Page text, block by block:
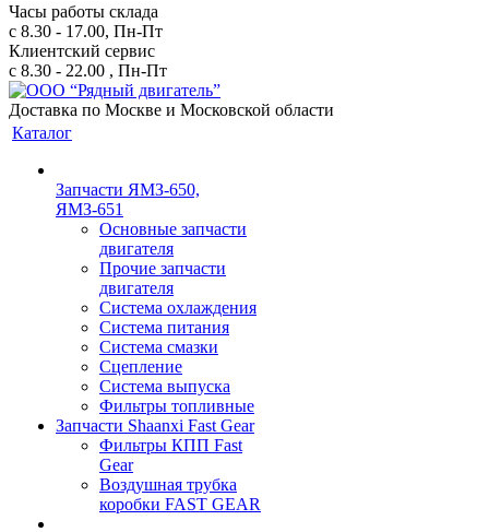
Часы работы склада
с 8.30 - 17.00, Пн-Пт
Клиентский сервис
с 8.30 - 22.00 , Пн-Пт
Доставка по Москве и Московской области
Каталог
Запчасти ЯМЗ-650,
ЯМЗ-651
Основные запчасти
двигателя
Прочие запчасти
двигателя
Система охлаждения
Система питания
Система смазки
Сцепление
Система выпуска
Фильтры топливные
Запчасти Shaanxi Fast Gear
Фильтры КПП Fast
Gear
Воздушная трубка
коробки FAST GEAR